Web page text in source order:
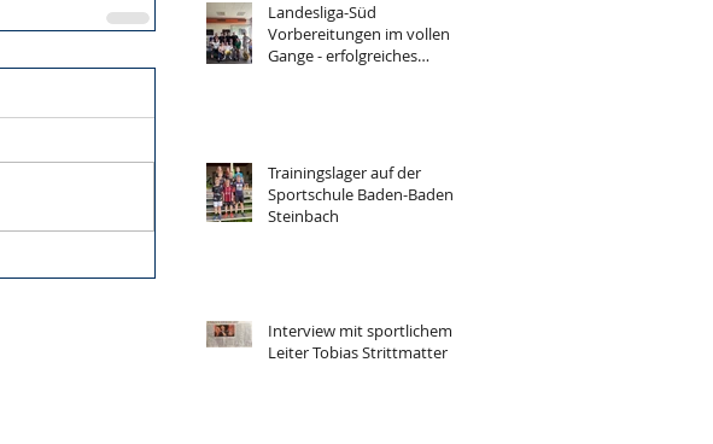
Landesliga-Süd
Vorbereitungen im vollen
Gange - erfolgreiches
Trainingslager auf der
Sportschule Baden-Baden
Steinbach
Interview mit sportlichem
Leiter Tobias Strittmatter